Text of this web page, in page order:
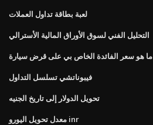
لعبة بطاقة تداول العملات
التحليل الفني لسوق الأوراق المالية الأسترالي
ما هو سعر الفائدة الخاص بي على قرض سيارة
فيبوناتشي تسلسل التداول
تحويل الدولار إلى تاريخ الجنيه
معدل تحويل اليورو inr